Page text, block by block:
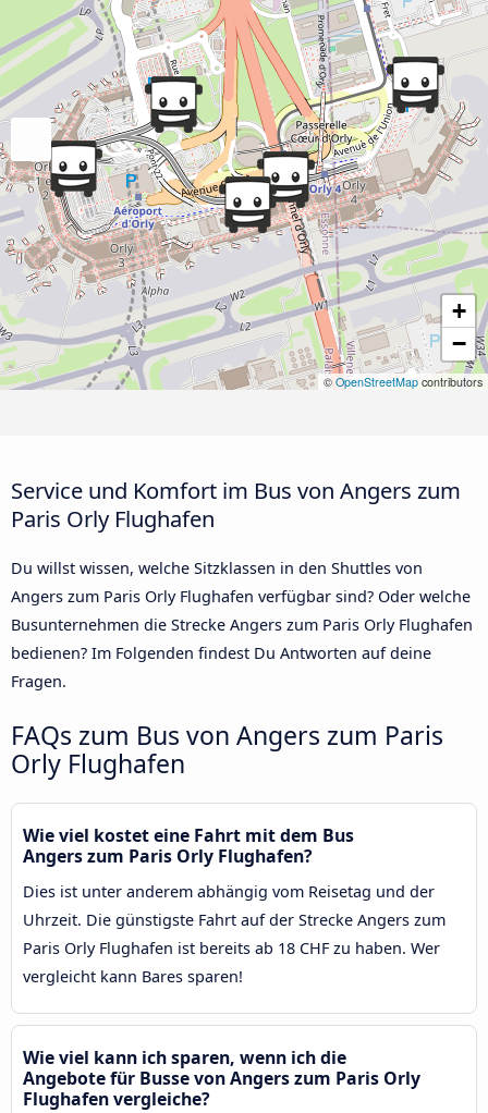
+
−
© OpenStreetMap contributors
Service und Komfort im Bus von Angers zum
Paris Orly Flughafen
Du willst wissen, welche Sitzklassen in den Shuttles von
Angers zum Paris Orly Flughafen verfügbar sind? Oder welche
Busunternehmen die Strecke Angers zum Paris Orly Flughafen
bedienen? Im Folgenden findest Du Antworten auf deine
Fragen.
FAQs zum Bus von Angers zum Paris
Orly Flughafen
Wie viel kostet eine Fahrt mit dem Bus
Angers zum Paris Orly Flughafen?
Dies ist unter anderem abhängig vom Reisetag und der
Uhrzeit. Die günstigste Fahrt auf der Strecke Angers zum
Paris Orly Flughafen ist bereits ab 18 CHF zu haben. Wer
vergleicht kann Bares sparen!
Wie viel kann ich sparen, wenn ich die
Angebote für Busse von Angers zum Paris Orly
Flughafen vergleiche?